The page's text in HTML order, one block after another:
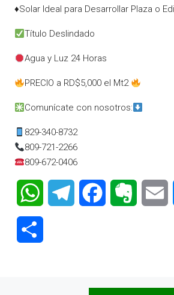
♦Solar Ideal para Desarrollar Plaza o
Título Deslindado
Agua y Luz 24 Horas
PRECIO a RD$5,000 el Mt2
Comunícate con nosotros:
829-340-8732
809-721-2266
809-672-0406
WhatsAppTelegram FacebookEvernote